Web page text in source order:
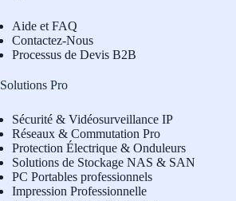
Aide et FAQ
Contactez-Nous
Processus de Devis B2B
Solutions Pro
Sécurité & Vidéosurveillance IP
Réseaux & Commutation Pro
Protection Électrique & Onduleurs
Solutions de Stockage NAS & SAN
PC Portables professionnels
Impression Professionnelle